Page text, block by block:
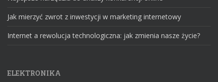
Jak mierzyć zwrot z inwestycji w marketing internetowy
Internet a rewolucja technologiczna: jak zmienia nasze życie?
ELEKTRONIKA